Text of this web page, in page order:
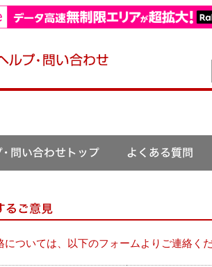
については、以下のフォームよりご連絡く